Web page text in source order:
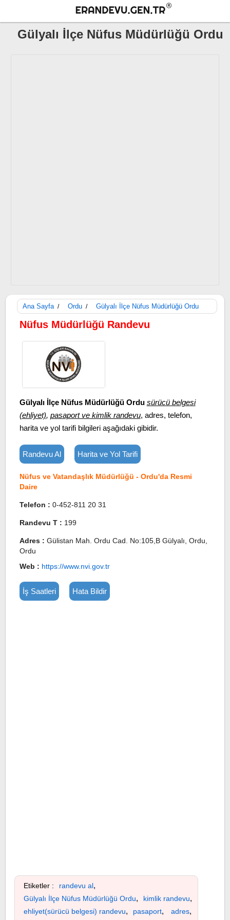
Gülyalı İlçe Nüfus Müdürlüğü Ordu
Ana Sayfa / Ordu / Gülyalı İlçe Nüfus Müdürlüğü Ordu
Nüfus Müdürlüğü Randevu
Gülyalı İlçe Nüfus Müdürlüğü Ordu sürücü belgesi
(ehliyet), pasaport ve kimlik randevu, adres, telefon,
harita ve yol tarifi bilgileri aşağıdaki gibidir.
Randevu Al Harita ve Yol Tarifi
Nüfus ve Vatandaşlık Müdürlüğü - Ordu'da Resmi
Daire
Telefon : 0-452-811 20 31
Randevu T : 199
Adres : Gülistan Mah. Ordu Cad. No:105,B Gülyalı, Ordu,
Ordu
Web : https://www.nvi.gov.tr
İş Saatleri Hata Bildir
Etiketler : randevu al,
Gülyalı İlçe Nüfus Müdürlüğü Ordu, kimlik randevu,
ehliyet(sürücü belgesi) randevu, pasaport, adres,